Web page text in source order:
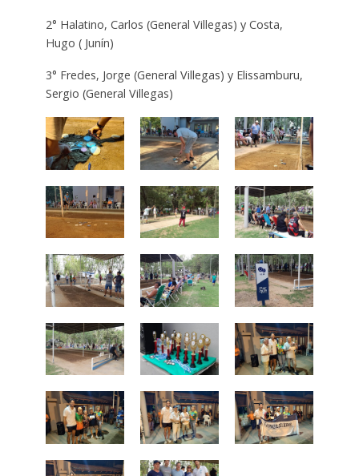
2° Halatino, Carlos (General Villegas) y Costa,
Hugo ( Junín)
3° Fredes, Jorge (General Villegas) y Elissamburu,
Sergio (General Villegas)